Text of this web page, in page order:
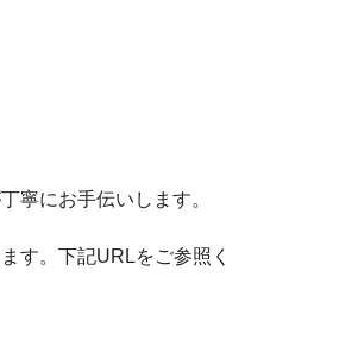
寧にお手伝いします。
す。下記URLをご参照く